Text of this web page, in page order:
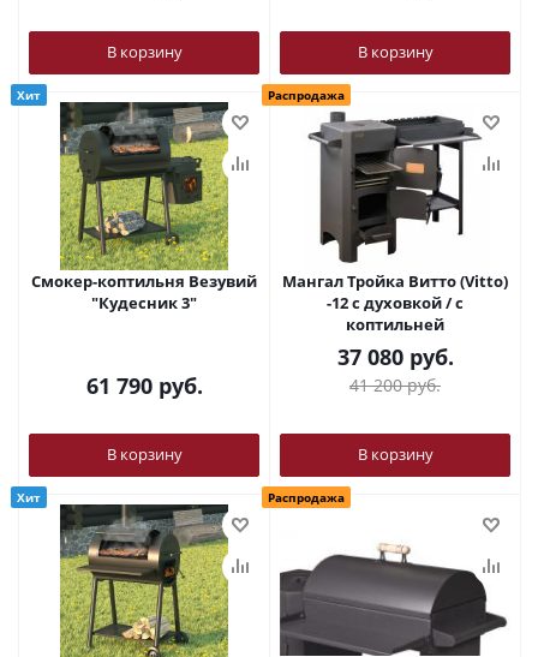
В корзину В корзину
Хит
Смокер-коптильня Везувий
"Кудесник 3"
61 790руб.
В корзину
Распродажа
Мангал Тройка Витто (Vitto)
-12 с духовкой / с
коптильней
37 080руб.
41 200руб.
В корзину
Хит Распродажа